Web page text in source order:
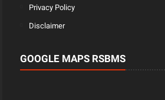
Privacy Policy
Disclaimer
GOOGLE MAPS RSBMS